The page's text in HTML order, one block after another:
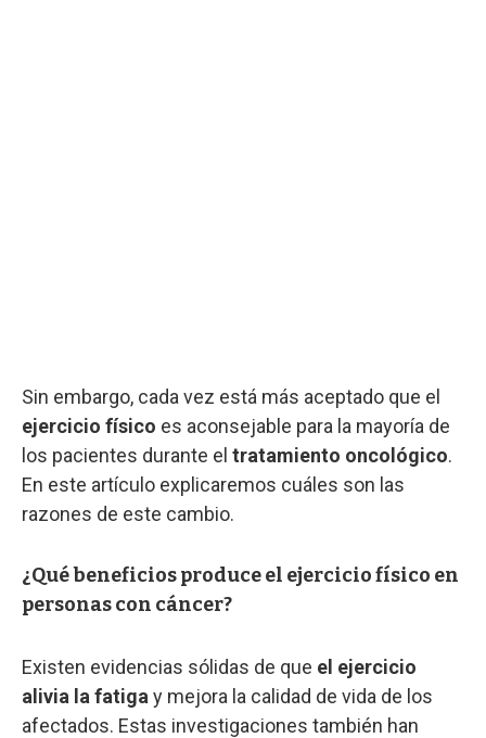
Sin embargo, cada vez está más aceptado que el
ejercicio físico es aconsejable para la mayoría de
los pacientes durante el tratamiento oncológico.
En este artículo explicaremos cuáles son las
razones de este cambio.
¿Qué beneficios produce el ejercicio físico en
personas con cáncer?
Existen evidencias sólidas de que el ejercicio
alivia la fatiga y mejora la calidad de vida de los
afectados. Estas investigaciones también han